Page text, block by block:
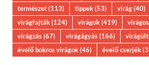
természet(113) tippek(53) virág(40)
virágfajták(124) virágok(419)
virágzás(67) virágágyás(166)
évelő bokros virágok(46) évelő cserjék